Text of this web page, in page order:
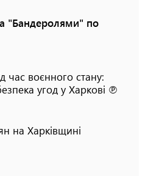
"Бандеролями" по
час воєнного стану:
угод у Харкові ℗
на Харківщині